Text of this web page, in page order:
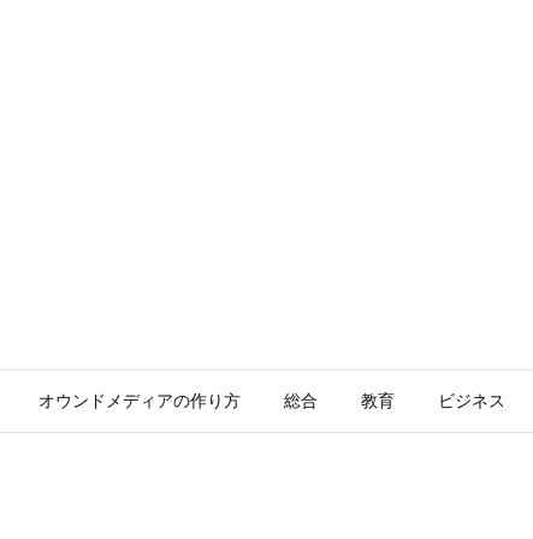
オウンドメディアの作り方 総合 教育 ビジネス